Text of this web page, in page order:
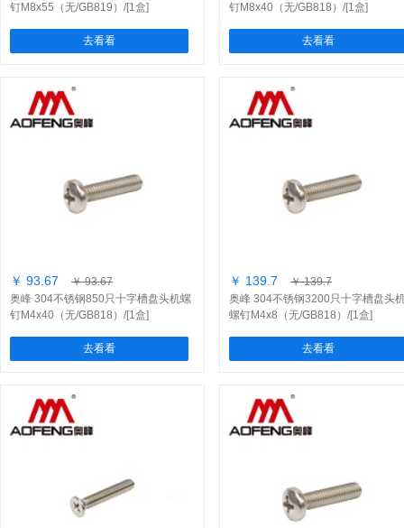
钉M8x55（无/GB819）/[1盒]
去看看
钉M8x40（无/GB818）/[1盒]
去看看
￥ 93.67
￥ 93.67
奥峰 304不锈钢850只十字槽盘头机螺
钉M4x40（无/GB818）/[1盒]
去看看
￥ 139.7
￥ 139.7
奥峰 304不锈钢3200只十字槽盘头
螺钉M4x8（无/GB818）/[1盒]
去看看